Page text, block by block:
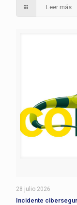
Leer más
28 julio 2026
Incidente